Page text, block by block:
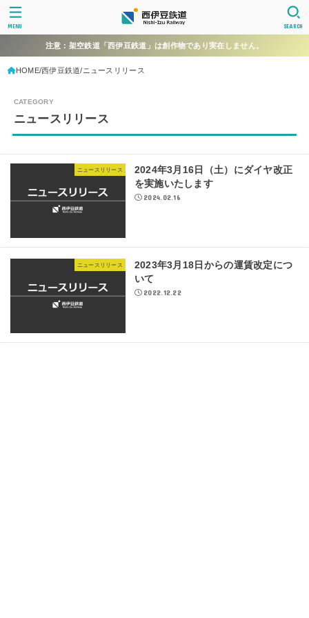
SEARCH
MENU
注意：架空鉄道「西伊豆鉄道」は創作物であり実在しません。
HOME 西伊豆鉄道 ニュースリリース
ニュースリリース
ニュースリリース
2024年3月16日（土）にダイヤ改正
を実施いたします
2024.02.16
ニュースリリース
2023年3月18日からの運賃改定につ
いて
2022.12.22